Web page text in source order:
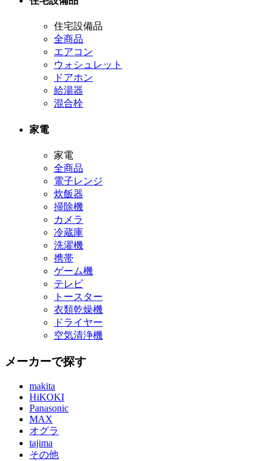
住宅設備品
全商品
エアコン
ウォシュレット
ドアホン
給湯器
混合栓
家電
家電
全商品
電子レンジ
炊飯器
掃除機
カメラ
冷蔵庫
洗濯機
携帯
ゲーム機
テレビ
トースター
衣類乾燥機
ドライヤー
空気清浄機
メーカーで探す
makita
HiKOKI
Panasonic
MAX
オグラ
tajima
その他